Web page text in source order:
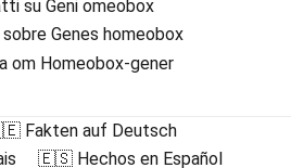
su Geni omeobox
Genes homeobox
Homeobox-gener
Fakten auf Deutsch
🇪🇸 Hechos en Español